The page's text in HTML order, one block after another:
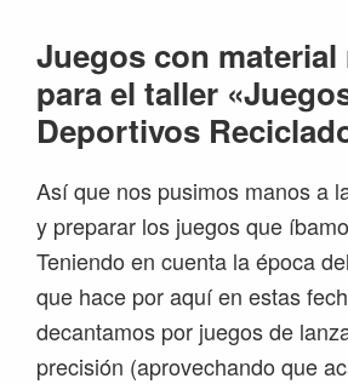
Juegos con material
para el taller
Deportivos
Así que nos pusimos manos a
y preparar los juegos que
Teniendo en cuenta la época
que hace por aquí en estas
decantamos por juegos de
precisión (aprovechando que